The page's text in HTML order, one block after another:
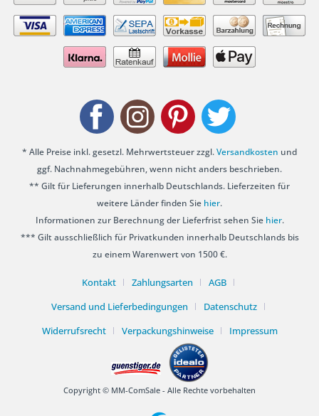
* Alle Preise inkl. gesetzl. Mehrwertsteuer zzgl.Versandkosten und
ggf. Nachnahmegebühren, wenn nicht anders beschrieben.
** Gilt für Lieferungen innerhalb Deutschlands. Lieferzeiten für
weitere Länder finden Sie hier.
Informationen zur Berechnung der Lieferfrist sehen Sie hier.
*** Gilt ausschließlich für Privatkunden innerhalb Deutschlands bis
zu einem Warenwert von 1500 €.
Kontakt Zahlungsarten
AGB
Versand und Lieferbedingungen
Datenschutz
Widerrufsrecht
Verpackungshinweise Impressum
Copyright © MM-ComSale - Alle Rechte vorbehalten